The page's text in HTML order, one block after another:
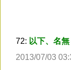
72: 以下、名
2013/07/03